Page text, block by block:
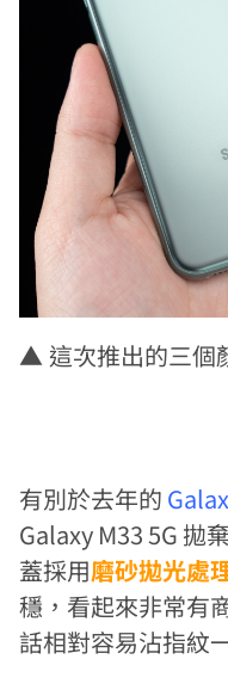
▲ 這次推出的三個
有別於去年的
Galaxy M33 5G 拋
蓋採用磨砂拋光處
穩，看起來非常有
話相對容易沾指紋